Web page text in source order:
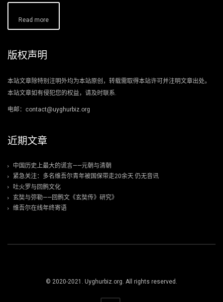
Read more
版权声明
本站文章除特别注明外均为本站原创，转载需取得本站许可并注明文章出处。
本站文章如有侵犯您的权益，请及时联系.
电邮：contact@uyghurbiz.org
近期文章
中国历史上最大的谎言——元朝与清朝
紧急关注：多名维吾尔青年被国保带走20余天 仍无音讯
吐火罗与回鹘文化
玄奘与弥勒——回鹘文《玄奘传》研究》
维吾尔在线年终寄语
© 2020-2021. Uyghurbiz.org. All rights reserved.